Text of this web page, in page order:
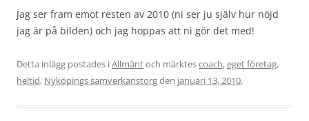
Jag ser fram emot resten av 2010 (ni ser ju själv hur nöjd
jag är på bilden) och jag hoppas att ni gör det med!
Detta inlägg postades iAllmäntoch märktescoach,eget företag,
heltid, Nyköpings samverkanstorgden januari 13, 2010.